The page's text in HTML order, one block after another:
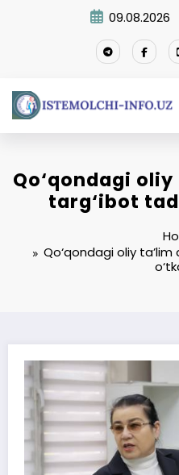
09.08.2026
Qo‘qondagi
targ‘ibot
Qo‘qondagi oliy